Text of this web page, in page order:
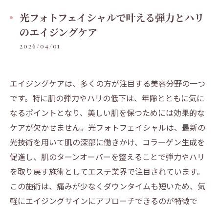
光フォトフェイシャルで叶える弾力とハリ
のエイジングケア
2026/04/01
エイジングケアは、多くの方が注目する美容分野の一つ
です。特に肌の弾力やハリの低下は、年齢とともに気に
なるポイントとなり、美しい肌を保つためには効果的な
ケアが欠かせません。光フォトフェイシャルは、最新の
光技術を用いて肌の深部に働きかけ、コラーゲン生成を
促進し、肌のターンオーバーを整えることで弾力やハリ
を取り戻す施術としてエステ業界で注目されています。
この施術は、痛みが少なくダウンタイムも短いため、気
軽にエイジングサインにアプローチできるのが特徴で